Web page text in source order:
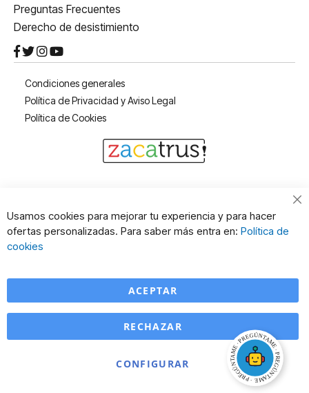
Preguntas Frecuentes
Derecho de desistimiento
Condiciones generales
Política de Privacidad y Aviso Legal
Política de Cookies
Usamos cookies para mejorar tu experiencia y para hacer
ofertas personalizadas. Para saber más entra en: Política de
cookies
ACEPTAR
CONFIGURAR
RECHAZAR